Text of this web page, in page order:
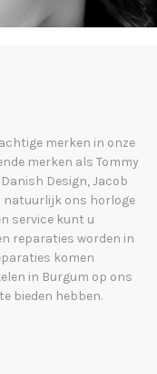
merken in onze
merken als Tommy
Design, Jacob
natuurlijk ons horloge
service kunt u
reparaties worden in
komen
in Burgum op ons
bieden hebben.